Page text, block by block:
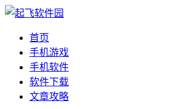
首页
手机游戏
手机软件
软件下载
文章攻略